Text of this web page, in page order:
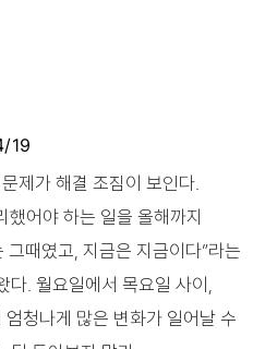
19
제가 해결 조짐이 보인다.
어야 하는 일을 올해까지
때였고, 지금은 지금이다”라는
다. 월요일에서 목요일 사이,
청나게 많은 변화가 일어날 수